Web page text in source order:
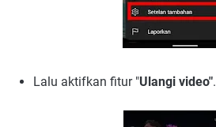
Lalu aktifkan fitur "Ulangi video".